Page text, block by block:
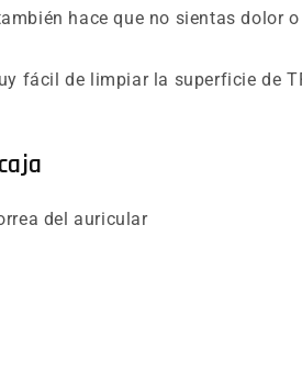
hace que no sientas
fácil de limpiar la superficie de
del auricular